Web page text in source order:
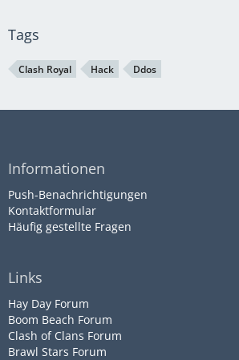
Tags
Clash Royal Hack Ddos
Informationen
Push-Benachrichtigungen
Kontaktformular
Häufig gestellte Fragen
Links
Hay Day Forum
Boom Beach Forum
Clash of Clans Forum
Brawl Stars Forum